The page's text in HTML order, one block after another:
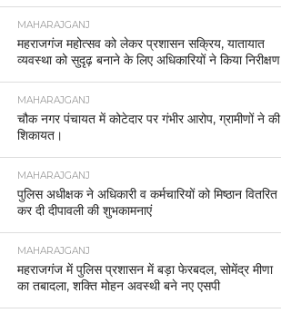
MAHARAJGANJ
महराजगंज महोत्सव को लेकर प्रशासन सक्रिय, यातायात
व्यवस्था को सुदृढ़ बनाने के लिए अधिकारियों ने किया निरीक्षण
MAHARAJGANJ
चौक नगर पंचायत में कोटेदार पर गंभीर आरोप, ग्रामीणों ने की
शिकायत।
MAHARAJGANJ
पुलिस अधीक्षक ने अधिकारी व कर्मचारियों को मिष्ठान वितरित
कर दी दीपावली की शुभकामनाएं
MAHARAJGANJ
महराजगंज में पुलिस प्रशासन में बड़ा फेरबदल, सोमेंद्र मीणा
का तबादला, शक्ति मोहन अवस्थी बने नए एसपी